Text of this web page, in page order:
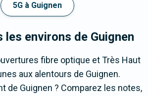
5G à Guignen
les environs de Guignen
fibre optique et Très Haut
aux alentours de Guignen.
de Guignen ? Comparez les notes,